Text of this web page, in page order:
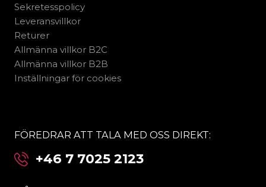
Sekretesspolicy
Leveransvillkor
Returer
Allmänna villkor B2C
Allmänna villkor B2B
Inställningar för cookies
FÖREDRAR ATT TALA MED OSS DIREKT:
+46 7 7025 2123